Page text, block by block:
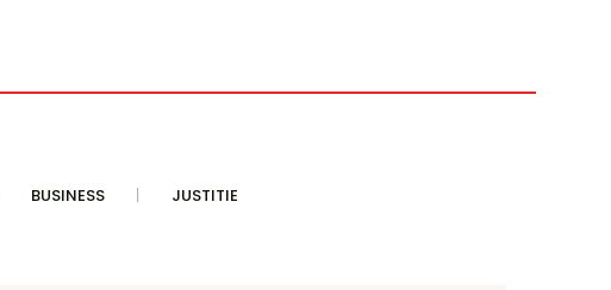
BUSINESS JUSTITIE